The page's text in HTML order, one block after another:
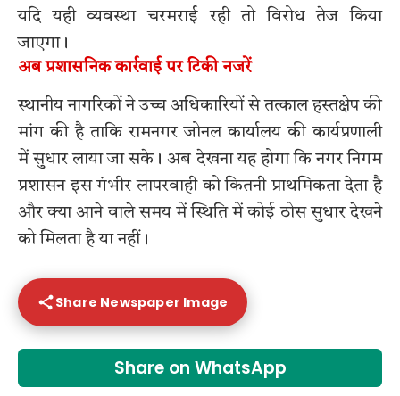
यदि यही व्यवस्था चरमराई रही तो विरोध तेज किया
जाएगा।
अब प्रशासनिक कार्रवाई पर टिकी नजरें
स्थानीय नागरिकों ने उच्च अधिकारियों से तत्काल हस्तक्षेप की
मांग की है ताकि रामनगर जोनल कार्यालय की कार्यप्रणाली
में सुधार लाया जा सके। अब देखना यह होगा कि नगर निगम
प्रशासन इस गंभीर लापरवाही को कितनी प्राथमिकता देता है
और क्या आने वाले समय में स्थिति में कोई ठोस सुधार देखने
को मिलता है या नहीं।
Share Newspaper Image
Share on WhatsApp